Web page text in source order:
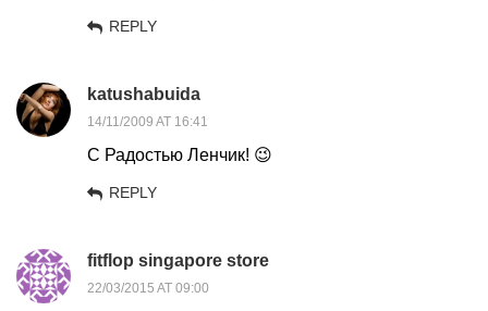
REPLY
katushabuida
14/11/2009 AT 16:41
С Радостью Ленчик! 😉
REPLY
fitflop singapore store
22/03/2015 AT 09:00